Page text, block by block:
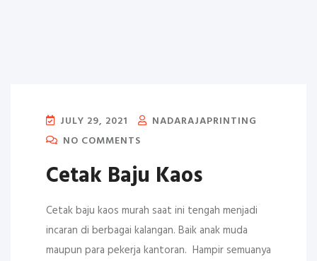
JULY 29, 2021
NADARAJAPRINTING
NO COMMENTS
Cetak Baju Kaos
Cetak baju kaos murah saat ini tengah menjadi
incaran di berbagai kalangan. Baik anak muda
maupun para pekerja kantoran. Hampir semuanya